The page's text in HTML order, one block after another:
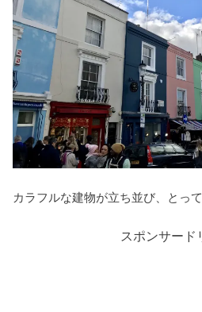
カラフルな建物が立ち並び、とっ
スポンサード